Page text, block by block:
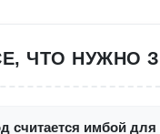
ЧТО НУЖНО
считается имбой для